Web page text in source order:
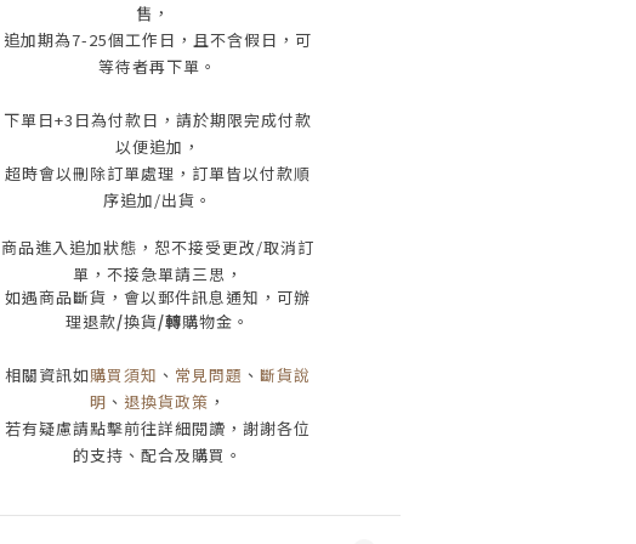
售，
追加期為7-25個工作日 ，且不含假日 ， 可
等待者再下單 。
下單日+3 日為付款日，請於期限完成付款
以便追加，
超時會以刪除訂單處理，訂單皆以付款順
序追加/出貨 。
商品進入追加狀態，恕不接受更改/取消訂
單， 不接急單請三思 ，
如遇商品斷貨，會以郵件訊息通知，可辦
理退款/換貨/轉購物金。
相關資訊如購買須知 、 常見問題 、 斷貨說
明 、 退換貨政策 ，
若有疑慮請點擊前往詳細閱讀，謝謝各位
的支持、配合及購買 。